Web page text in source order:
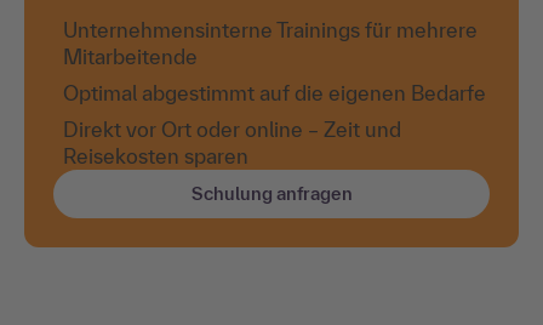
Unternehmensinterne Trainings für mehrere
Mitarbeitende
Optimal abgestimmt auf die eigenen Bedarfe
Direkt vor Ort oder online – Zeit und
Reisekosten sparen
Schulung anfragen